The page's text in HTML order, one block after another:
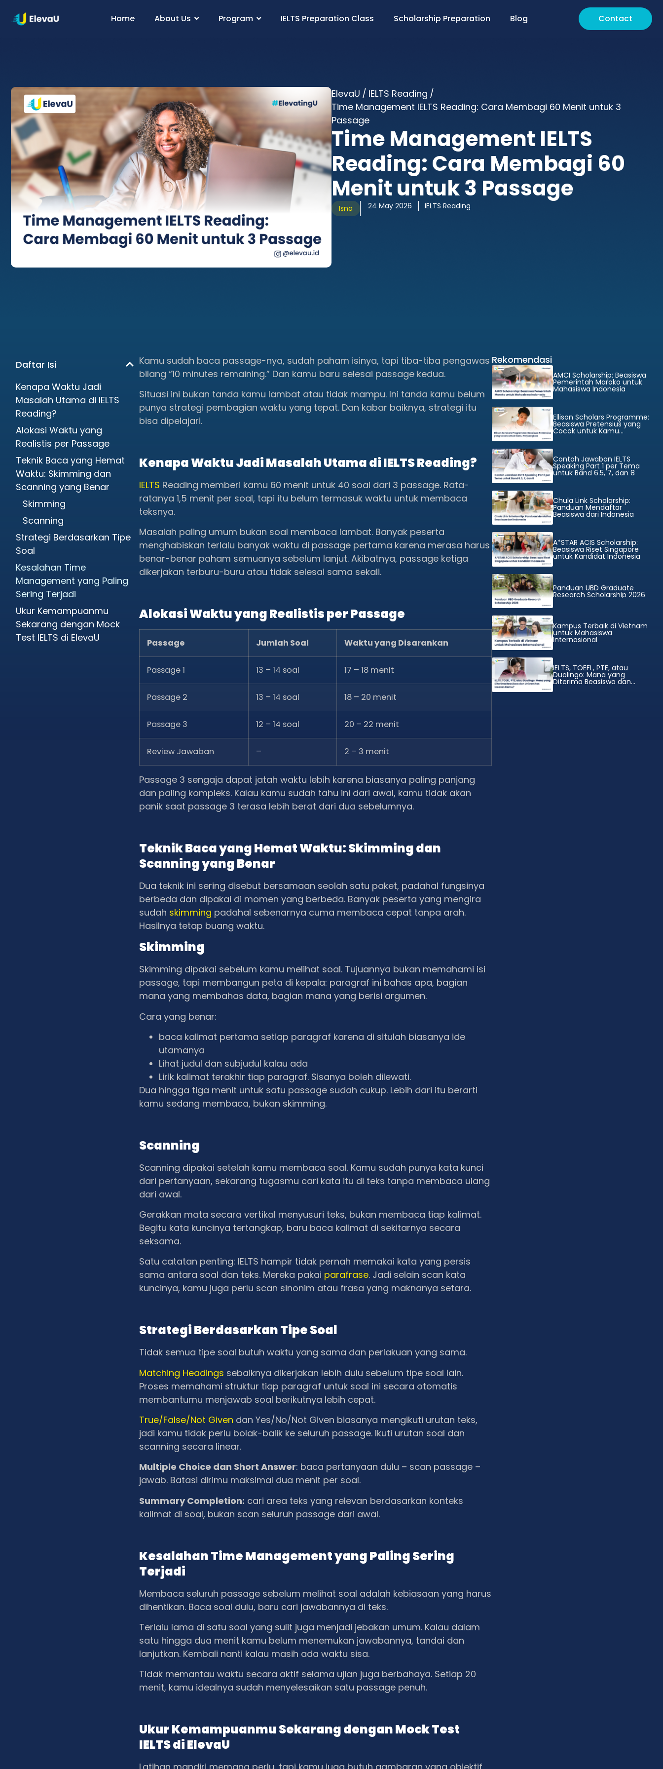
Home About Us Program IELTS Preparation Class Scholarship Preparation Blog Contact
ElevaU / IELTS Reading /
Time Management IELTS Reading: Cara Membagi 60 Menit untuk 3
Passage
Time Management IELTS
Reading: Cara Membagi 60
Menit untuk 3 Passage
Isna 24 May 2026 IELTS Reading
Daftar Isi
Kenapa Waktu Jadi
Masalah Utama di IELTS
Reading?
Alokasi Waktu yang
Realistis per Passage
Teknik Baca yang Hemat
Waktu: Skimming dan
Scanning yang Benar
Skimming
Scanning
Strategi Berdasarkan Tipe
Soal
Kesalahan Time
Management yang Paling
Sering Terjadi
Ukur Kemampuanmu
Sekarang dengan Mock
Test IELTS di ElevaU
Kamu sudah baca passage-nya, sudah paham isinya, tapi tiba-tiba pengawas
bilang “10 minutes remaining.” Dan kamu baru selesai passage kedua.
Situasi ini bukan tanda kamu lambat atau tidak mampu. Ini tanda kamu belum
punya strategi pembagian waktu yang tepat. Dan kabar baiknya, strategi itu
bisa dipelajari.
Kenapa Waktu Jadi Masalah Utama di IELTS Reading?
IELTS Reading memberi kamu 60 menit untuk 40 soal dari 3 passage. Rata-
ratanya 1,5 menit per soal, tapi itu belum termasuk waktu untuk membaca
teksnya.
Masalah paling umum bukan soal membaca lambat. Banyak peserta
menghabiskan terlalu banyak waktu di passage pertama karena merasa harus
benar-benar paham semuanya sebelum lanjut. Akibatnya, passage ketiga
dikerjakan terburu-buru atau tidak selesai sama sekali.
Alokasi Waktu yang Realistis per Passage
Passage Jumlah Soal Waktu yang Disarankan
Passage 1 13 – 14 soal 17 – 18 menit
Passage 2 13 – 14 soal 18 – 20 menit
Passage 3 12 – 14 soal 20 – 22 menit
Review Jawaban – 2 – 3 menit
Passage 3 sengaja dapat jatah waktu lebih karena biasanya paling panjang
dan paling kompleks. Kalau kamu sudah tahu ini dari awal, kamu tidak akan
panik saat passage 3 terasa lebih berat dari dua sebelumnya.
Teknik Baca yang Hemat Waktu: Skimming dan
Scanning yang Benar
Dua teknik ini sering disebut bersamaan seolah satu paket, padahal fungsinya
berbeda dan dipakai di momen yang berbeda. Banyak peserta yang mengira
sudah skimming padahal sebenarnya cuma membaca cepat tanpa arah.
Hasilnya tetap buang waktu.
Skimming
Skimming dipakai sebelum kamu melihat soal. Tujuannya bukan memahami isi
passage, tapi membangun peta di kepala: paragraf ini bahas apa, bagian
mana yang membahas data, bagian mana yang berisi argumen.
Cara yang benar:
baca kalimat pertama setiap paragraf karena di situlah biasanya ide
utamanya
Lihat judul dan subjudul kalau ada
Lirik kalimat terakhir tiap paragraf. Sisanya boleh dilewati.
Dua hingga tiga menit untuk satu passage sudah cukup. Lebih dari itu berarti
kamu sedang membaca, bukan skimming.
Scanning
Scanning dipakai setelah kamu membaca soal. Kamu sudah punya kata kunci
dari pertanyaan, sekarang tugasmu cari kata itu di teks tanpa membaca ulang
dari awal.
Gerakkan mata secara vertikal menyusuri teks, bukan membaca tiap kalimat.
Begitu kata kuncinya tertangkap, baru baca kalimat di sekitarnya secara
seksama.
Satu catatan penting: IELTS hampir tidak pernah memakai kata yang persis
sama antara soal dan teks. Mereka pakai parafrase. Jadi selain scan kata
kuncinya, kamu juga perlu scan sinonim atau frasa yang maknanya setara.
Strategi Berdasarkan Tipe Soal
Tidak semua tipe soal butuh waktu yang sama dan perlakuan yang sama.
Matching Headings sebaiknya dikerjakan lebih dulu sebelum tipe soal lain.
Proses memahami struktur tiap paragraf untuk soal ini secara otomatis
membantumu menjawab soal berikutnya lebih cepat.
True/False/Not Given dan Yes/No/Not Given biasanya mengikuti urutan teks,
jadi kamu tidak perlu bolak-balik ke seluruh passage. Ikuti urutan soal dan
scanning secara linear.
Multiple Choice dan Short Answer: baca pertanyaan dulu – scan passage –
jawab. Batasi dirimu maksimal dua menit per soal.
Summary Completion: cari area teks yang relevan berdasarkan konteks
kalimat di soal, bukan scan seluruh passage dari awal.
Kesalahan Time Management yang Paling Sering
Terjadi
Membaca seluruh passage sebelum melihat soal adalah kebiasaan yang harus
dihentikan. Baca soal dulu, baru cari jawabannya di teks.
Terlalu lama di satu soal yang sulit juga menjadi jebakan umum. Kalau dalam
satu hingga dua menit kamu belum menemukan jawabannya, tandai dan
lanjutkan. Kembali nanti kalau masih ada waktu sisa.
Tidak memantau waktu secara aktif selama ujian juga berbahaya. Setiap 20
menit, kamu idealnya sudah menyelesaikan satu passage penuh.
Ukur Kemampuanmu Sekarang dengan Mock Test
IELTS di ElevaU
Rekomendasi
AMCI Scholarship: Beasiswa
Pemerintah Maroko untuk
Mahasiswa Indonesia
Ellison Scholars Programme:
Beasiswa Pretensius yang
Cocok untuk Kamu
Perjuangkan
Contoh Jawaban IELTS
Speaking Part 1 per Tema
untuk Band 6.5, 7, dan 8
Chula Link Scholarship:
Panduan Mendaftar
Beasiswa dari Indonesia
A*STAR ACIS Scholarship:
Beasiswa Riset Singapore
untuk Kandidat Indonesia
Panduan UBD Graduate
Research Scholarship 2026
Kampus Terbaik di Vietnam
untuk Mahasiswa
Internasional
IELTS, TOEFL, PTE, atau
Duolingo: Mana yang
Diterima Beasiswa dan